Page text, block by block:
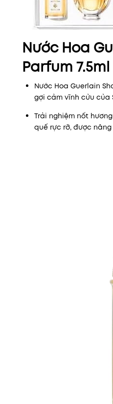
Nước Hoa
Parfum 7.5ml
Nước Hoa Guerlain
gợi cảm vĩnh cửu của
Trải nghiệm nốt
quế rực rỡ, được